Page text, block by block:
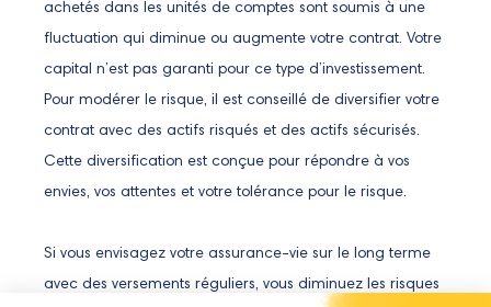
achetés dans les unités de comptes sont soumis à une
fluctuation qui diminue ou augmente votre contrat. Votre
capital n’est pas garanti pour ce type d’investissement.
Pour modérer le risque, il est conseillé de diversifier votre
contrat avec des actifs risqués et des actifs sécurisés.
Cette diversification est conçue pour répondre à vos
envies, vos attentes et votre tolérance pour le risque.
Si vous envisagez votre assurance-vie sur le long terme
avec des versements réguliers, vous diminuez les risques